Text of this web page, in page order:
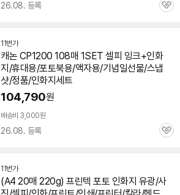
26.08. 등록
관
11번가
캐논 CP1200 108매 1SET 셀피 잉크+인화
지/휴대용/포토북용/액자용/기념일선물/스냅
샷/정품/인화지세트
104,790원
배송비 3,000원
26.08. 등록
관
11번가
(A4 20매 220g) 프린텍 포토 인화지 유광/사